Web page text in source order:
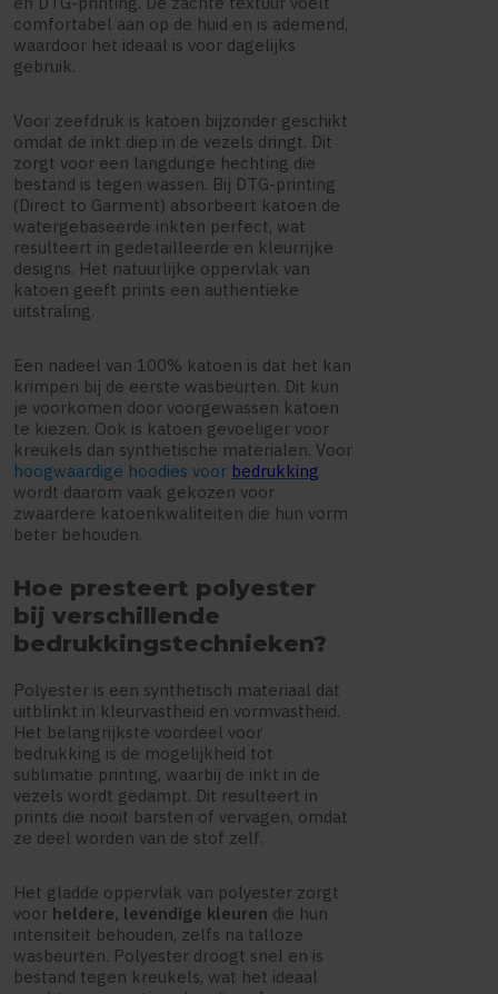
comfortabel aan op de huid en is ademend,
waardoor het ideaal is voor dagelijks
gebruik.
Voor zeefdruk is katoen bijzonder geschikt
omdat de inkt diep in de vezels dringt. Dit
zorgt voor een langdurige hechting die
bestand is tegen wassen. Bij DTG-printing
(Direct to Garment) absorbeert katoen de
watergebaseerde inkten perfect, wat
resulteert in gedetailleerde en kleurrijke
designs. Het natuurlijke oppervlak van
katoen geeft prints een authentieke
uitstraling.
Een nadeel van 100% katoen is dat het kan
krimpen bij de eerste wasbeurten. Dit kun
je voorkomen door voorgewassen katoen
te kiezen. Ook is katoen gevoeliger voor
kreukels dan synthetische materialen. Voor
hoogwaardige hoodies voor bedrukking
wordt daarom vaak gekozen voor
zwaardere katoenkwaliteiten die hun vorm
beter behouden.
Hoe presteert polyester
bij verschillende
bedrukkingstechnieken?
Polyester is een synthetisch materiaal dat
uitblinkt in kleurvastheid en vormvastheid.
Het belangrijkste voordeel voor
bedrukking is de mogelijkheid tot
sublimatie printing, waarbij de inkt in de
vezels wordt gedampt. Dit resulteert in
prints die nooit barsten of vervagen, omdat
ze deel worden van de stof zelf.
Het gladde oppervlak van polyester zorgt
voor heldere, levendige kleuren die hun
intensiteit behouden, zelfs na talloze
wasbeurten. Polyester droogt snel en is
bestand tegen kreukels, wat het ideaal